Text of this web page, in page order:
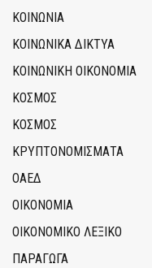
ΚΟΙΝΩΝΙΑ
ΚΟΙΝΩΝΙΚΆ ΔΊΚΤΥΑ
ΚΟΙΝΩΝΙΚΉ ΟΙΚΟΝΟΜΊΑ
ΚΟΣΜΟΣ
ΚΟΣΜΟΣ
ΚΡΥΠΤΟΝΟΜΊΣΜΑΤΑ
ΟΑΕΔ
ΟΙΚΟΝΟΜΙΑ
ΟΙΚΟΝΟΜΙΚΟ ΛΕΞΙΚΟ
ΠΑΡΑΓΩΓΑ